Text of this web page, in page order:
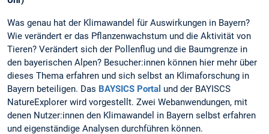
Was genau hat der Klimawandel für Auswirkungen in Bayern?
Wie verändert er das Pflanzenwachstum und die Aktivität von
Tieren? Verändert sich der Pollenflug und die Baumgrenze in
den bayerischen Alpen? Besucher:innen können hier mehr über
dieses Thema erfahren und sich selbst an Klimaforschung in
Bayern beteiligen. Das BAYSICS Portal und der BAYISCS
NatureExplorer wird vorgestellt. Zwei Webanwendungen, mit
denen Nutzer:innen den Klimawandel in Bayern selbst erfahren
und eigenständige Analysen durchführen können.